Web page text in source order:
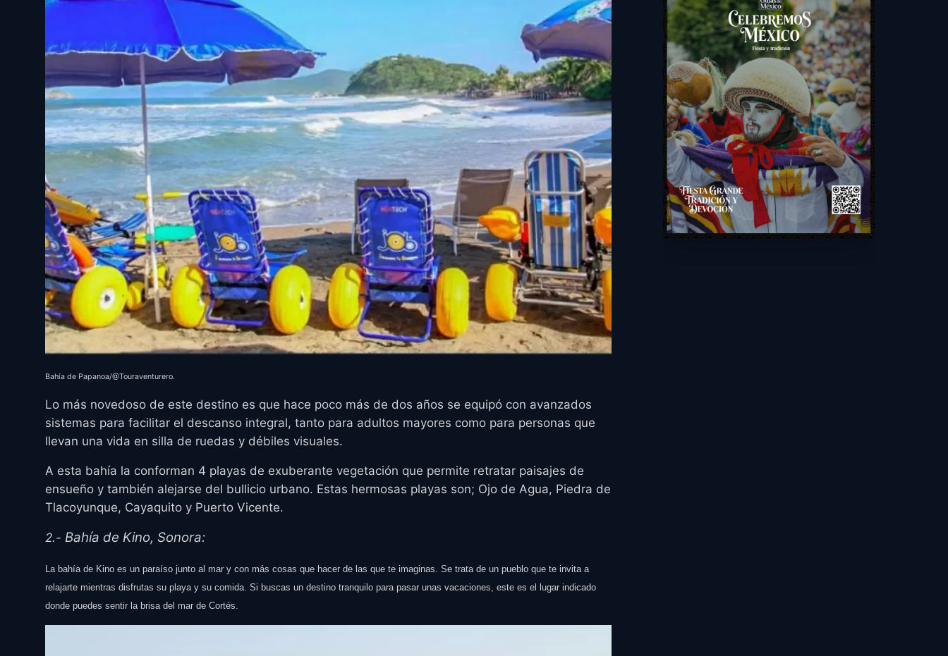
Bahía de Papanoa/@Touraventurero.
Lo más novedoso de este destino es que hace poco más de dos años se equipó con avanzados
sistemas para facilitar el descanso integral, tanto para adultos mayores como para personas que
llevan una vida en silla de ruedas y débiles visuales.
A esta bahía la conforman 4 playas de exuberante vegetación que permite retratar paisajes de
ensueño y también alejarse del bullicio urbano. Estas hermosas playas son; Ojo de Agua, Piedra de
Tlacoyunque, Cayaquito y Puerto Vicente.
2.- Bahía de Kino, Sonora:
La bahía de Kino es un paraíso junto al mar y con más cosas que hacer de las que te imaginas. Se trata de un pueblo que te invita a
relajarte mientras disfrutas su playa y su comida. Si buscas un destino tranquilo para pasar unas vacaciones, este es el lugar indicado
donde puedes sentir la brisa del mar de Cortés.